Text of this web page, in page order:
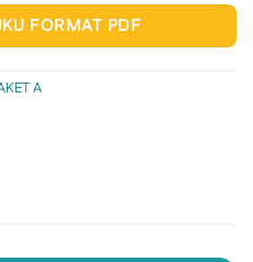
FORMAT PDF
A